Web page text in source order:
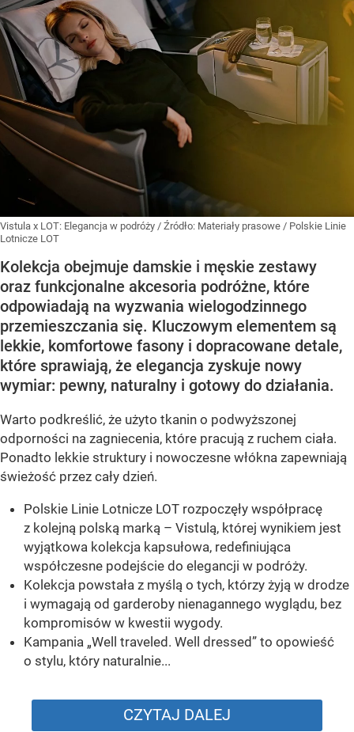
Vistula x LOT: Elegancja w podróży / Źródło: Materiały prasowe / Polskie Linie
Lotnicze LOT
Kolekcja obejmuje damskie i męskie zestawy
oraz funkcjonalne akcesoria podróżne, które
odpowiadają na wyzwania wielogodzinnego
przemieszczania się. Kluczowym elementem są
lekkie, komfortowe fasony i dopracowane detale,
które sprawiają, że elegancja zyskuje nowy
wymiar: pewny, naturalny i gotowy do działania.
Warto podkreślić, że użyto tkanin o podwyższonej
odporności na zagniecenia, które pracują z ruchem ciała.
Ponadto lekkie struktury i nowoczesne włókna zapewniają
świeżość przez cały dzień.
Polskie Linie Lotnicze LOT rozpoczęły współpracę
z kolejną polską marką – Vistulą, której wynikiem jest
wyjątkowa kolekcja kapsułowa, redefiniująca
współczesne podejście do elegancji w podróży.
Kolekcja powstała z myślą o tych, którzy żyją w drodze
i wymagają od garderoby nienagannego wyglądu, bez
kompromisów w kwestii wygody.
Kampania „Well traveled. Well dressed” to opowieść
o stylu, który naturalnie...
CZYTAJ DALEJ